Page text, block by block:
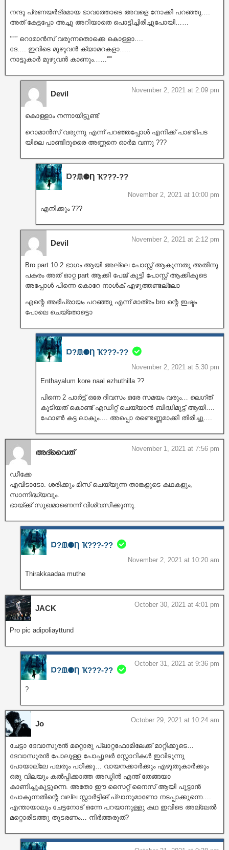
നന്ദു പ്രണയർദ്രമായ ഭാവത്തോടെ അവളെ നോക്കി പറഞ്ഞു….
അത് കേട്ടപ്പോ അച്ചു അറിയാതെ പൊട്ടിച്ചിരിച്ചുപോയി……
‘””” റൊമാൻസ് വരുന്നതൊക്കെ കൊള്ളാ….
ദേ…. ഇവിടെ മുഴുവൻ ക്യാമറകളാ…..
നാട്ടുകാർ മുഴുവൻ കാണും……'””
Devil November 2, 2021 at 2:09 pm
കൊള്ളാം നന്നായിട്ടുണ്ട്
റൊമാൻസ് വരുന്നു എന്ന് പറഞ്ഞപ്പോൾ എനിക്ക് പാണ്ടിപട
യിലെ പാണ്ടിദുരൈ അണ്ണനെ ഓർമ വന്നു ???
Ɒ?ᙢ⚈Ƞ Ҡ???‐??
November 2, 2021 at 10:00 pm
എനിക്കും ???
Devil November 2, 2021 at 2:12 pm
Bro part 10 2 ഭാഗം ആയി അല്ലെ പോസ്റ്റ്‌ ആകുന്നതു അതിനു
പകരം അത് ഓറ്റ part ആക്കി പേജ് കൂട്ടി പോസ്റ്റ്‌ ആക്കികൂടെ
അപ്പോൾ പിന്നെ കൊറേ നാൾക് എഴുത്തണ്ടല്ലോ
എന്റെ അഭിപ്രായം പറഞ്ഞു എന്ന് മാത്രം bro ന്റെ ഇഷ്ടം
പോലെ ചെയ്തോട്ടൊ
Ɒ?ᙢ⚈Ƞ Ҡ???‐??
November 2, 2021 at 5:30 pm
Enthayalum kore naal ezhuthilla ??
പിന്നെ 2 പാർട്ട് ഒരേ ദിവസം ഒരേ സമയം വരും… ലെഗ്ത്
കൂടിയത് കൊണ്ട് എഡിറ്റ്‌ ചെയ്യാൻ ബിദ്ധിമുട്ട് ആയി….
ഫോൺ കട്ട ലാകും…. അപ്പൊ രണ്ടെണ്ണമാക്കി തിരിച്ചു….
അദ്വൈത് November 1, 2021 at 7:56 pm
ഡീക്കേ
എവിടാടോ. ശരിക്കും മിസ് ചെയ്യുന്ന താങ്കളുടെ കഥകളും,
സാന്നിദ്ധ്യവും.
ഭായ്ക്ക് സുഖമാണെന്ന് വിശ്വസിക്കുന്നു.
Ɒ?ᙢ⚈Ƞ Ҡ???‐??
November 2, 2021 at 10:20 am
Thirakkaadaa muthe
JACK October 30, 2021 at 4:01 pm
Pro pic adipoliayttund
Ɒ?ᙢ⚈Ƞ Ҡ???‐??
October 31, 2021 at 9:36 pm
?
Jo October 29, 2021 at 10:24 am
ചേട്ടാ ദേവാസുരൻ മറ്റൊരു പ്ലാറ്റഫോമിലേക്ക് മാറ്റിക്കൂടെ…
ദേവാസുരൻ പോലുള്ള പോപ്പുലർ സ്റ്റോറികൾ ഇവിടുന്നു
പോയാല്ലേ പലരും പഠിക്കു… വായനക്കാർക്കും എഴുതുകാർക്കും
ഒരു വിലയും കൽപ്പിക്കാത്ത അഡ്മിൻ എന്ത് തേങ്ങയാ
കാണിച്ചുകൂട്ടുന്നെ. അതോ ഈ സൈറ്റ് നൈസ് ആയി പൂട്ടാൻ
പോകുന്നതിന്റെ വല്ല സ്റ്റാർട്ടിങ് പ്ലാനുമാണോ നടപ്പാക്കുന്നെ….
എന്തായാലും ചേട്ടനോട് ഒന്നേ പറയാനുള്ളു കഥ ഇവിടെ അല്ലേൽ
മറ്റൊരിടത്തു തുടരണം… നിർത്തരുത്?